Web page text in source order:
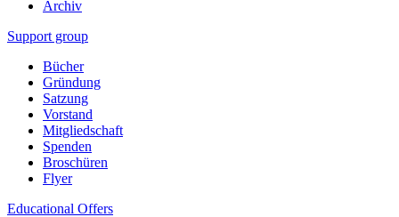
Archiv
Support group
Bücher
Gründung
Satzung
Vorstand
Mitgliedschaft
Spenden
Broschüren
Flyer
Educational Offers